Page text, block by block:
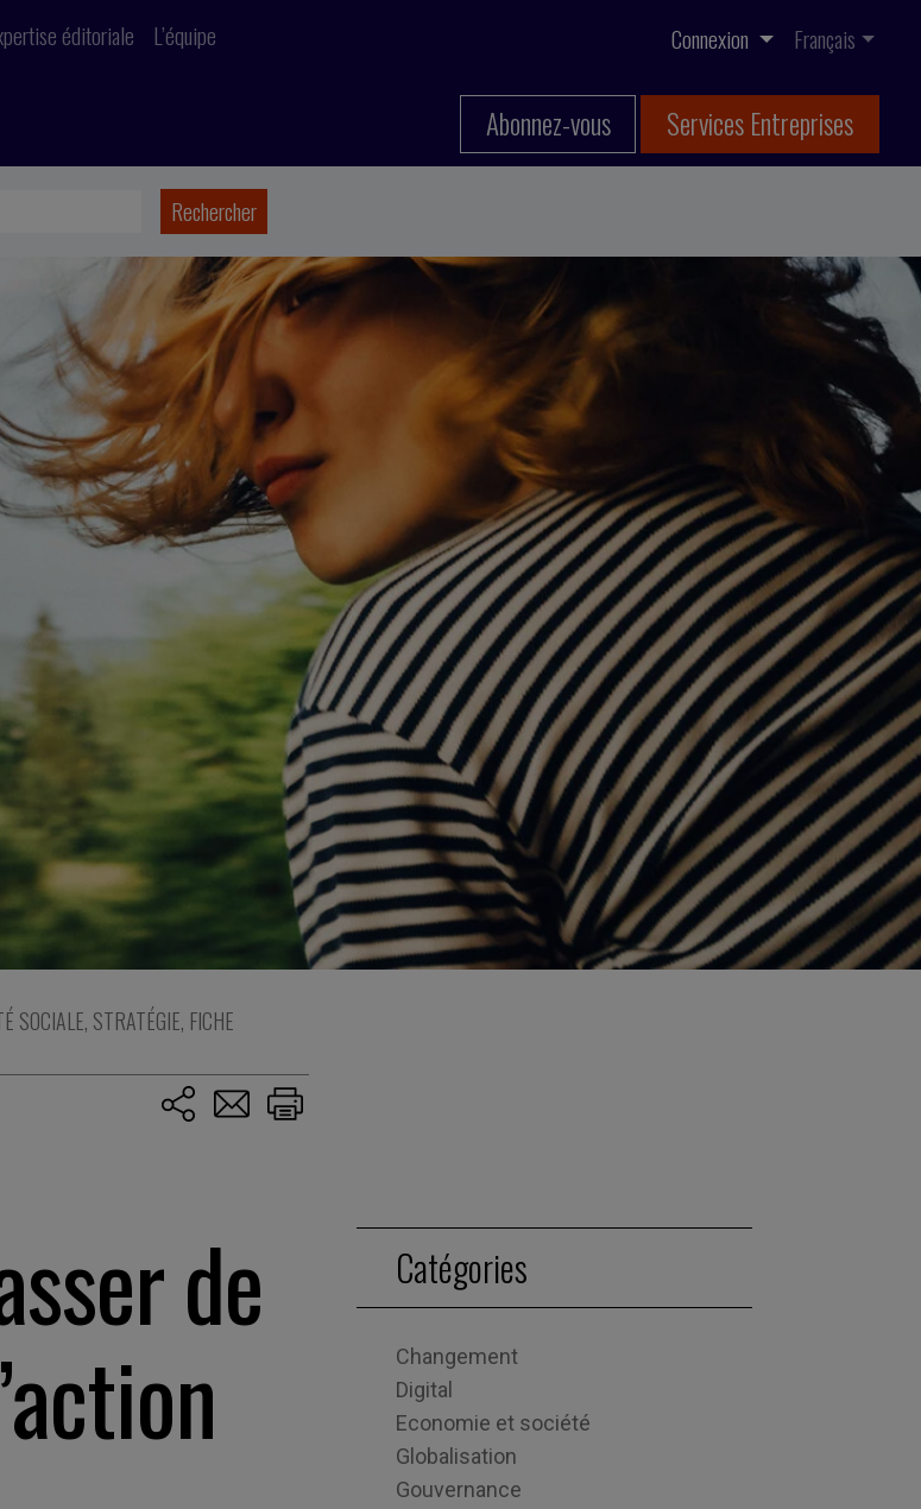
éditoriale L’équipe Connexion Français
Abonnez-vous Services Entreprises
SOCIALE, STRATÉGIE, FICHE
de
Catégories
Changement
Digital
Economie et société
Globalisation
Gouvernance